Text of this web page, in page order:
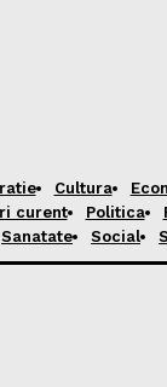
Cultura
curent
Politica
Sanatate
Social